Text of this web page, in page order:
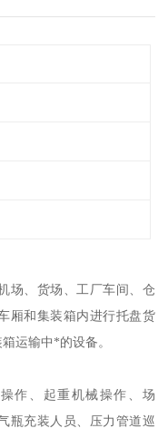
场、货场、工厂车间、仓
厢和集装箱内进行托盘货
运输中*的设备。
作、起重机械操作、场
瓶充装人员、压力管道巡